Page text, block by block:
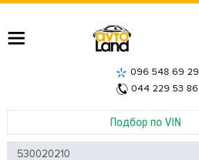
Подбор по VIN
096 548 69 29
044 229 53 86